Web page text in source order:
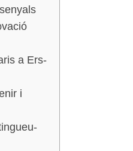
a Ers-
i